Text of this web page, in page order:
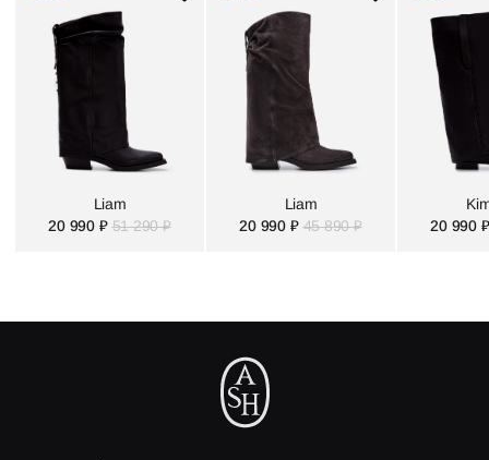
Liam
20 990 ₽ 51 290 ₽
Liam
20 990 ₽ 45 890 ₽
20 990 ₽